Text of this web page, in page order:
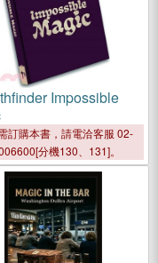
Impossible
訂購本書，請電洽客服 02-
分機130、131]。